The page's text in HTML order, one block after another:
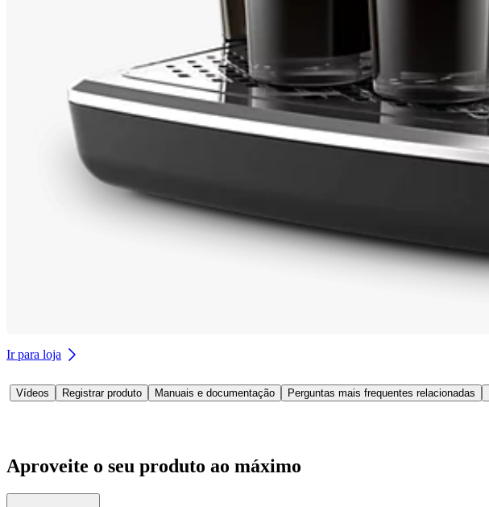
Ir para loja
Vídeos Registrar produto Manuais e documentação Perguntas mais frequentes relacionadas
Aproveite o seu produto ao máximo